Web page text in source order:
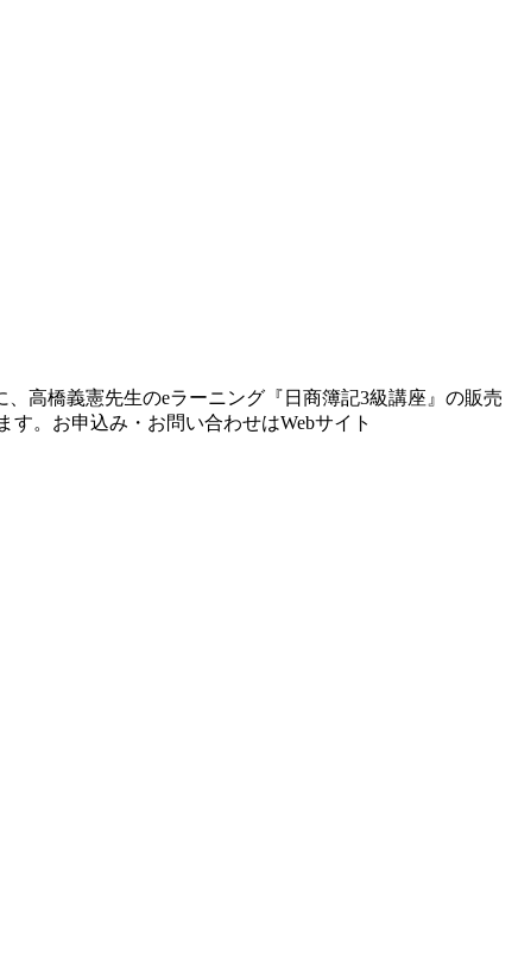
高橋義憲先生のeラーニング『日商簿記3級講座』の販売
。お申込み・お問い合わせはWebサイト